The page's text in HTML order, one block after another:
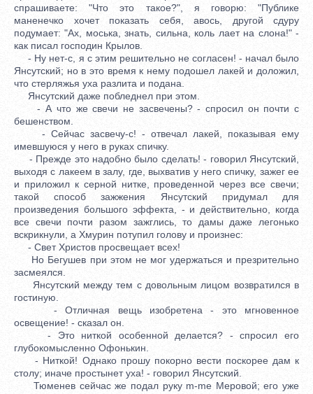
спрашиваете: "Что это такое?", я говорю: "Публике
маненечко хочет показать себя, авось, другой сдуру
подумает: "Ах, моська, знать, сильна, коль лает на слона!" -
как писал господин Крылов.
- Ну нет-с, я с этим решительно не согласен! - начал было
Янсутский; но в это время к нему подошел лакей и доложил,
что стерляжья уха разлита и подана.
Янсутский даже побледнел при этом.
- А что же свечи не засвечены? - спросил он почти с
бешенством.
- Сейчас засвечу-с! - отвечал лакей, показывая ему
имевшуюся у него в руках спичку.
- Прежде это надобно было сделать! - говорил Янсутский,
выходя с лакеем в залу, где, выхватив у него спичку, зажег ее
и приложил к серной нитке, проведенной через все свечи;
такой способ зажжения Янсутский придумал для
произведения большого эффекта, - и действительно, когда
все свечи почти разом зажглись, то дамы даже легонько
вскрикнули, а Хмурин потупил голову и произнес:
- Свет Христов просвещает всех!
Но Бегушев при этом не мог удержаться и презрительно
засмеялся.
Янсутский между тем с довольным лицом возвратился в
гостиную.
- Отличная вещь изобретена - это мгновенное
освещение! - сказал он.
- Это ниткой особенной делается? - спросил его
глубокомысленно Офонькин.
- Ниткой! Однако прошу покорно вести поскорее дам к
столу; иначе простынет уха! - говорил Янсутский.
Тюменев сейчас же подал руку m-me Меровой; его уже